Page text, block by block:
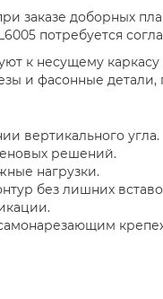
заказе доборных
потребуется
к несущему
и фасонные
вертикального угла.
решений.
нагрузки.
без лишних